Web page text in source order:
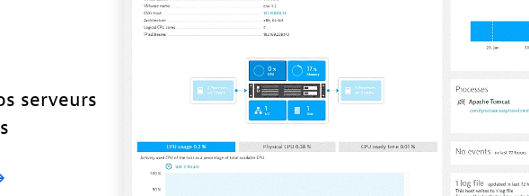
serveurs